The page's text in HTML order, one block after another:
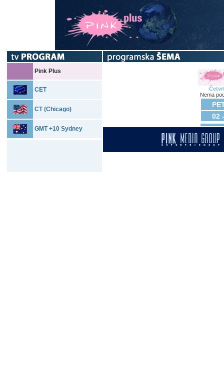
Pink Plus
CET
CT (Chicago)
GMT +10 Sydney
Nema
02